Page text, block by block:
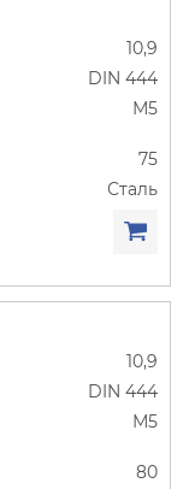
10,9
DIN 444
М5
75
Сталь
10,9
DIN 444
М5
80